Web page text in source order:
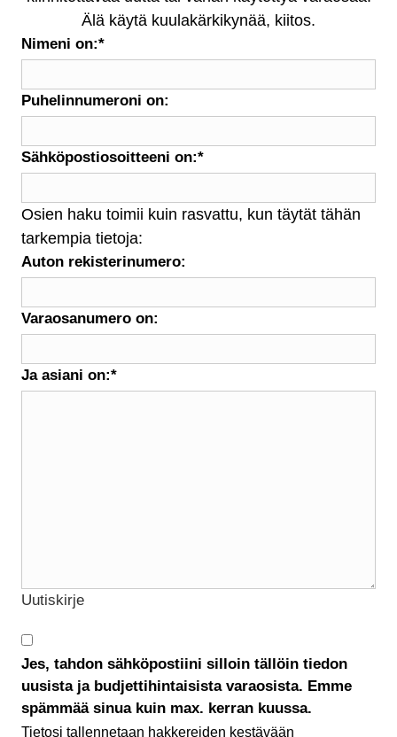
Älä käytä kuulakärkikynää, kiitos.
Nimeni on:*
Puhelinnumeroni on:
Sähköpostiosoitteeni on:*
Osien haku toimii kuin rasvattu, kun täytät tähän
tarkempia tietoja:
Auton rekisterinumero:
Varaosanumero on:
Ja asiani on:*
Uutiskirje
Jes, tahdon sähköpostiini silloin tällöin tiedon
uusista ja budjettihintaisista varaosista. Emme
spämmää sinua kuin max. kerran kuussa.
Tietosi tallennetaan hakkereiden kestävään